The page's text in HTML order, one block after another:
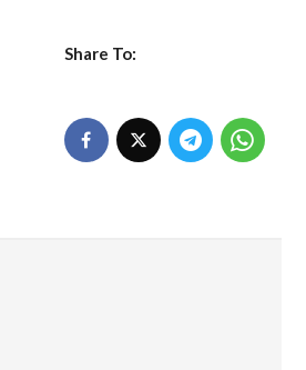
Share To: